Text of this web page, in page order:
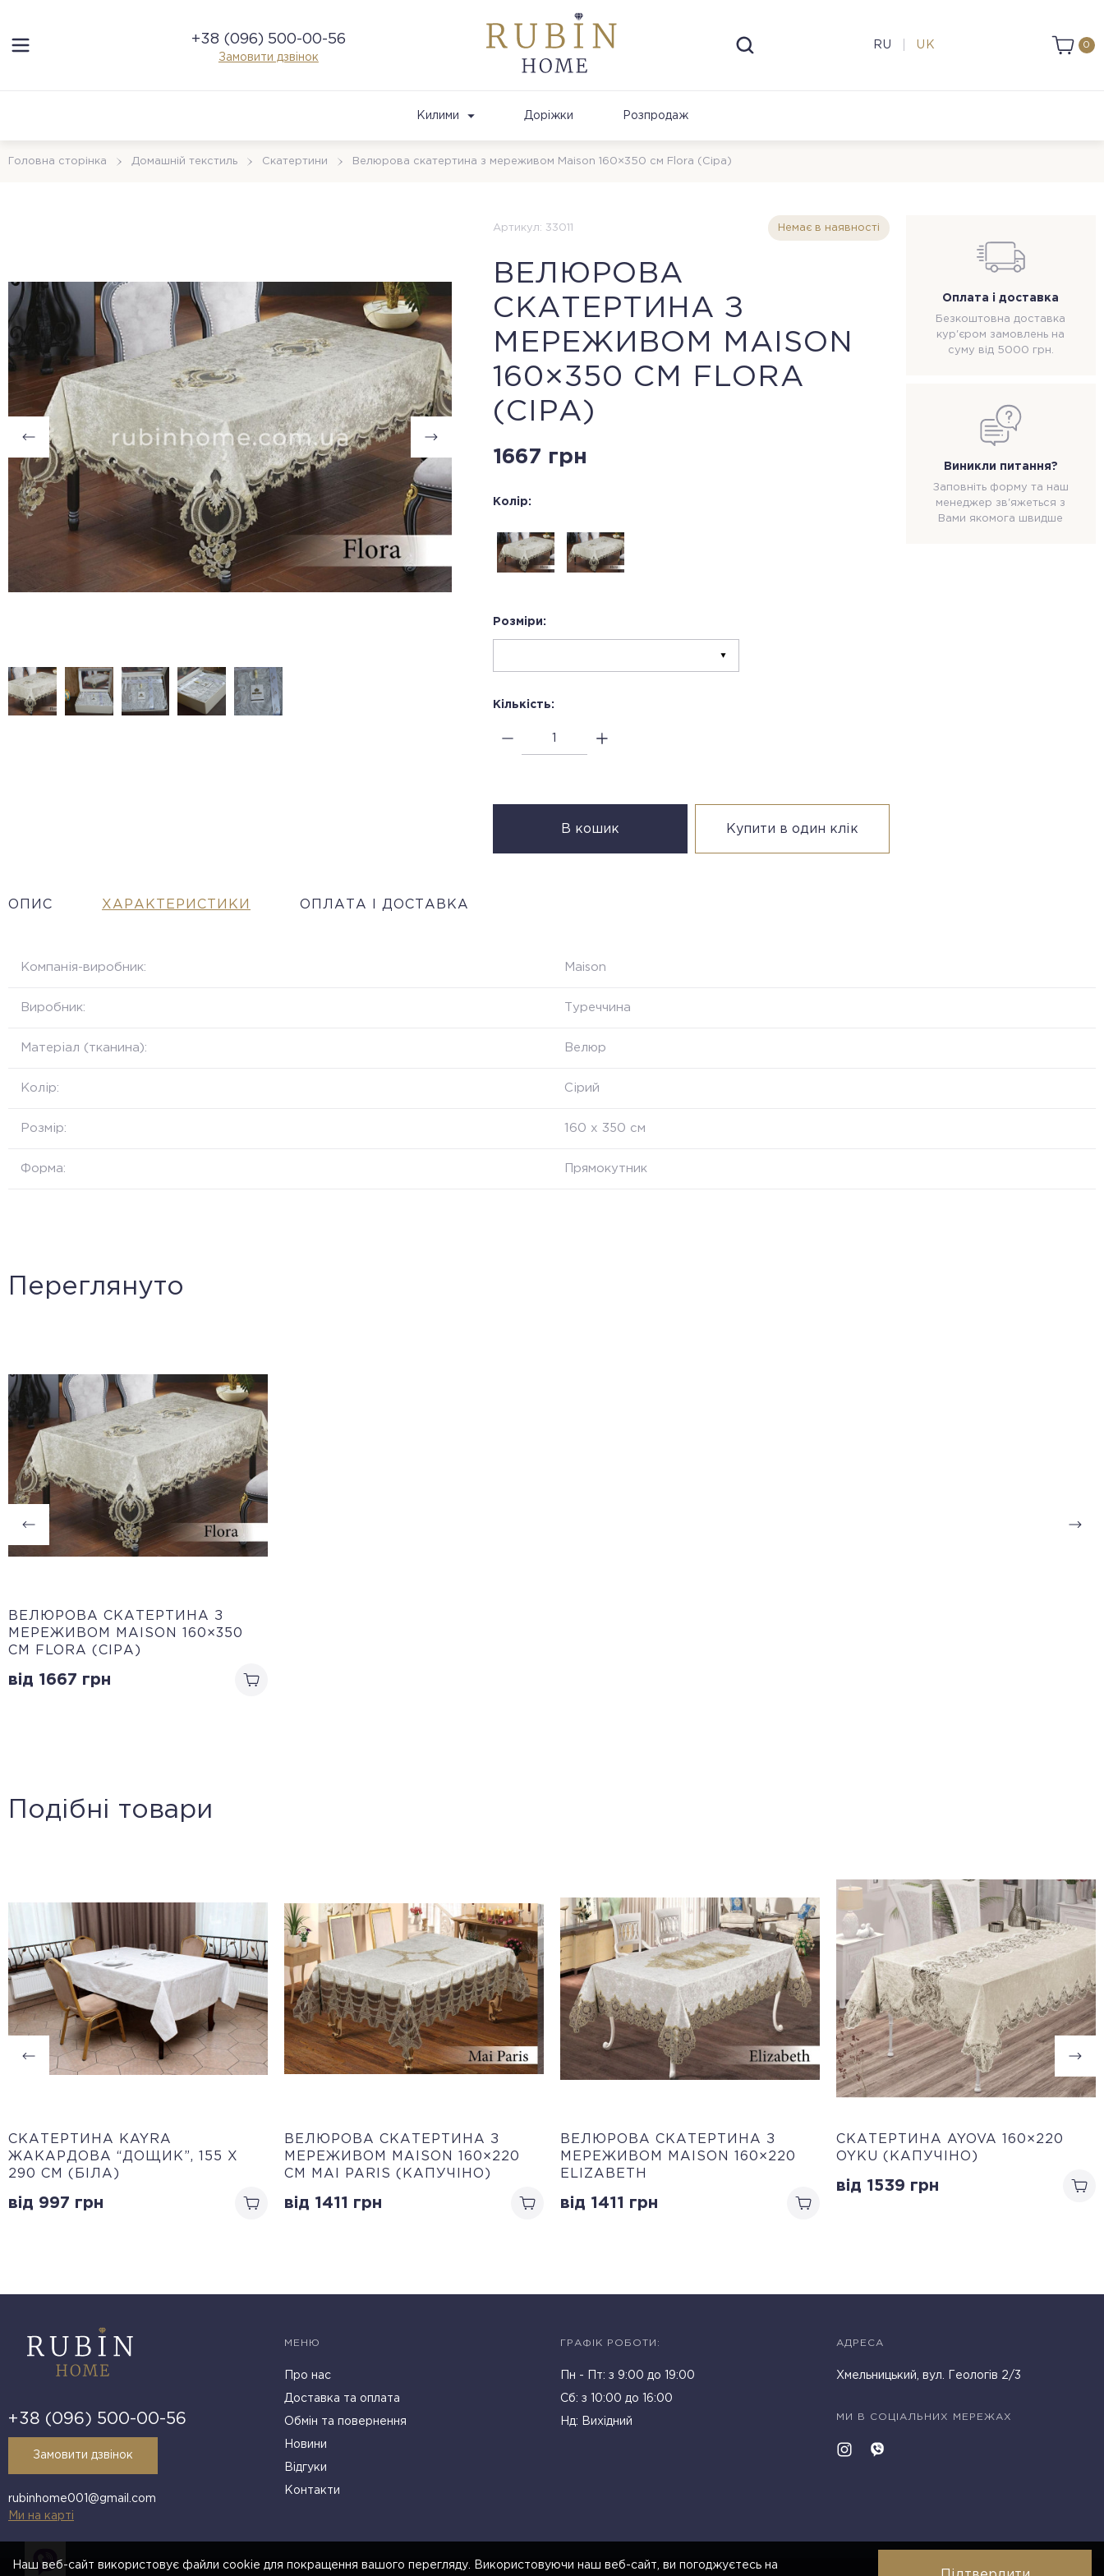
+38 (096) 500-00-56
Замовити дзвінок
RU UK 0
Килими Доріжки Розпродаж
Головна сторінка Домашній текстиль Скатертини Велюрова скатертина з мереживом Maison 160×350 см Flora (Сіра)
Артикул: 33011 Немає в наявності
ВЕЛЮРОВА
СКАТЕРТИНА З
МЕРЕЖИВОМ MAISON
160×350 СМ FLORA
(СІРА)
1667 грн
Колір:
Розміри:
Кількість:
В кошик Купити в один клік
Оплата і доставка
Безкоштовна доставка
кур'єром замовлень на
суму від 5000 грн.
Виникли питання?
Заповніть форму та наш
менеджер зв'яжеться з
Вами якомога швидше
ОПИС ХАРАКТЕРИСТИКИ ОПЛАТА І ДОСТАВКА
Компанія-виробник: Maison
Виробник: Туреччина
Матеріал (тканина): Велюр
Колір: Сірий
Розмір: 160 х 350 см
Форма: Прямокутник
Переглянуто
ВЕЛЮРОВА СКАТЕРТИНА З
МЕРЕЖИВОМ MAISON 160×350
СМ FLORA (СІРА)
від 1667 грн
Подібні товари
CКАТЕРТИНА KAYRA
ЖАКАРДОВА “ДОЩИК”, 155 Х
290 СМ (БІЛА)
від 997 грн
ВЕЛЮРОВА СКАТЕРТИНА З
МЕРЕЖИВОМ MAISON 160×220
СМ MAI PARIS (КАПУЧІНО)
від 1411 грн
ВЕЛЮРОВА СКАТЕРТИНА З
МЕРЕЖИВОМ MAISON 160×220
ELIZABETH
від 1411 грн
СКАТЕРТИНА AYOVA 160×220
OYKU (КАПУЧІНО)
від 1539 грн
+38 (096) 500-00-56
Замовити дзвінок
rubinhome001@gmail.com
Ми на карті
МЕНЮ
Про нас
Доставка та оплата
Обмін та повернення
Новини
Відгуки
Контакти
ГРАФІК РОБОТИ:
Пн - Пт: з 9:00 до 19:00
Cб: з 10:00 до 16:00
Нд: Вихідний
АДРЕСА
Хмельницький, вул. Геологів 2/3
МИ В СОЦІАЛЬНИХ МЕРЕЖАХ
Наш веб-сайт використовує файли cookie для покращення вашого перегляду. Використовуючи наш веб-сайт, ви погоджуєтесь на